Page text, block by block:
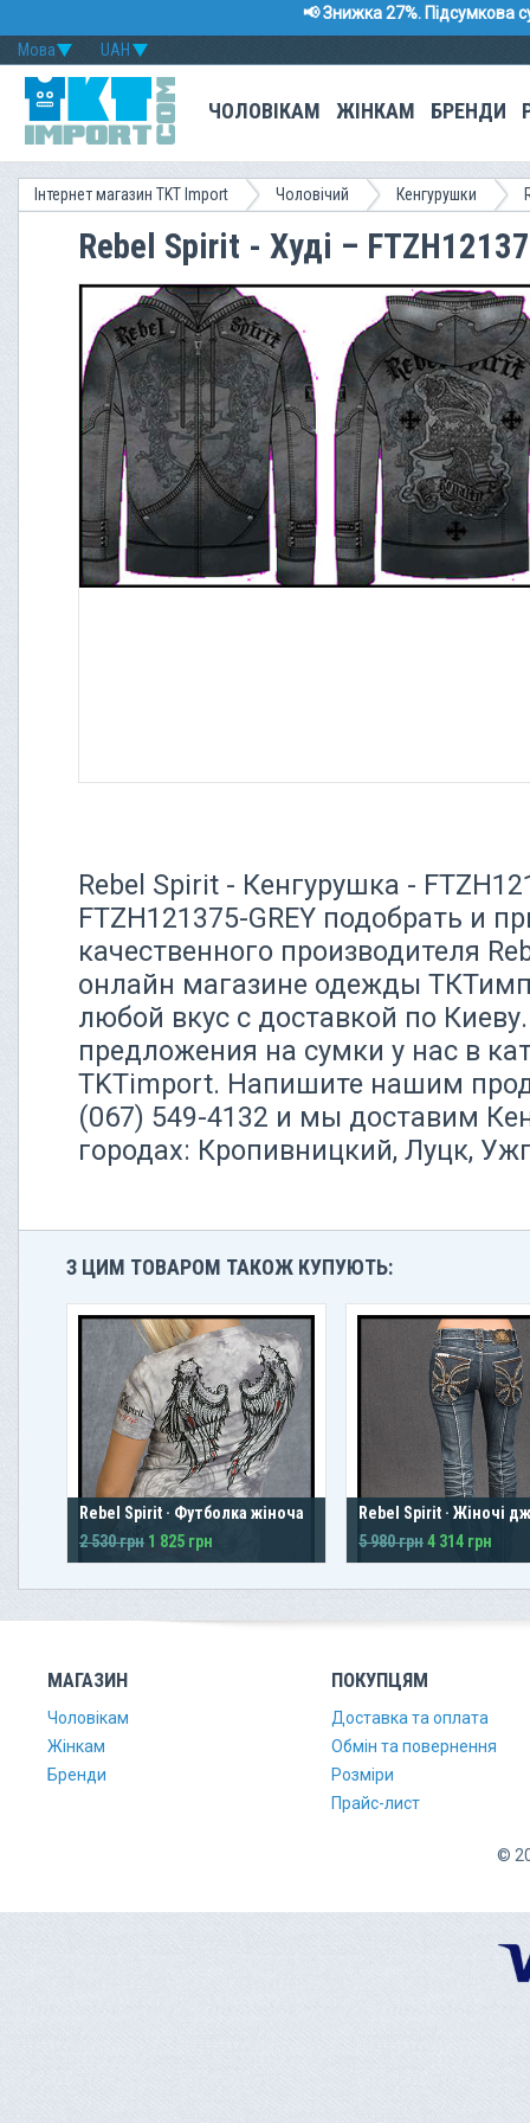
📢 Знижка 27%. Підсумкова
UAH
Мова
ЧОЛОВІКАМ ЖІНКАМ БРЕНДИ
Інтернет магазин TKT Import Чоловічий Кенгурушки
Rebel Spirit - Худі –
Rebel Spirit - Кенгурушка -
FTZH121375-GREY подобрать и
качественного производителя
онлайн магазине одежды
любой вкус с доставкой по
предложения на сумки у нас в
TKTimport. Напишите нашим
(067) 549-4132 и мы доставим
городах: Кропивницкий, Луцк,
З ЦИМ ТОВАРОМ ТАКОЖ КУПУЮТЬ:
Rebel Spirit · Футболка жіноча
2 530 грн 1 825 грн
Rebel Spirit · Жіночі
5 980 грн4 314 грн
МАГАЗИН
Чоловікам
Жінкам
Бренди
ПОКУПЦЯМ
Доставка та оплата
Обмін та повернення
Розміри
Прайс-лист
©